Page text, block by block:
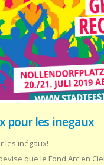
pour les inegaux
les inégaux!
que le Fond Arc en Ciel